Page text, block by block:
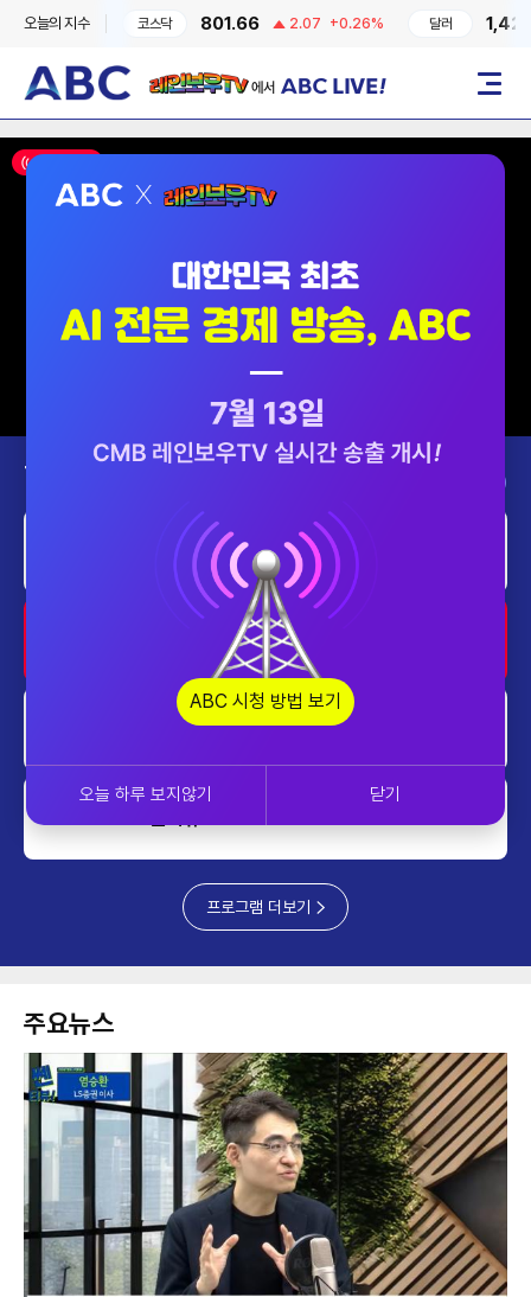
오늘의 지수
0.41% 코스닥 801.66 2.07 +0.26%
레인보우TV에서 ABC LIVE! 메뉴
ON AIR
Today’s Program 2026-08-06 (목)
프라임 5 (Prime 5)
대한민국 리더에게 묻는다
AI 톡톡
프로그램 더보기
주요뉴스
ABC 시청 방법 보기
오늘 하루 보지않기 닫기